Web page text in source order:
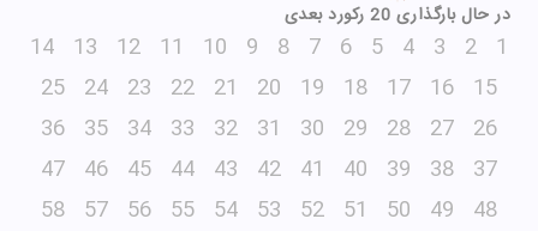
در حال بارگذاری 20 رکورد بعدی
1
2
3
4
5
6
7
8
9
10
11
12
13
14
15
16
17
18
19
20
21
22
23
24
25
26
27
28
29
30
31
32
33
34
35
36
37
38
39
40
41
42
43
44
45
46
47
48
49
50
51
52
53
54
55
56
57
58